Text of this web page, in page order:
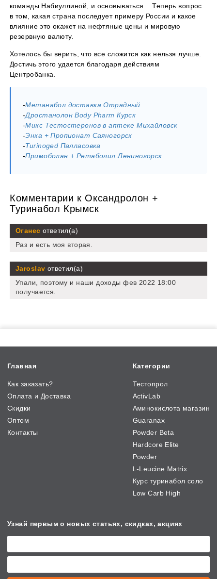
команды Набиуллиной, и основываться... Теперь вопрос
в том, какая страна последует примеру России и какое
влияние это окажет на нефтяные цены и мировую
резервную валюту.
Хотелось бы верить, что все сложится как нельзя лучше.
Достичь этого удается благодаря действиям
Центробанка.
-Метанабол доставка Отрадный
-Дростанолон Body Pharm Курск
-Микс Тестостеронов в аптеке Михайловск
-Энка + Пропионат Саяногорск
-Turinoged Палласовка
-Примоболан + Ретаболил Лениногорск
Комментарии к Оксандролон +
Туринабол Крымск
Оганес ответил(а)
Раз и есть моя вторая.
Jaroslav ответил(а)
Упали, поэтому и наши доходы фев 2022 18:00
получается.
Главная
Как заказать?
Оплата и Доставка
Скидки
Оптом
Контакты
Категории
Тестопрол
ActivLab
Аминокислота магазин
Guaranax
Powder Beta
Hardcore Elite
Powder
L-Leucine Matrix
Курс туринабол соло
Low Carb High
Узнай первым о новых статьях, скидках, акциях